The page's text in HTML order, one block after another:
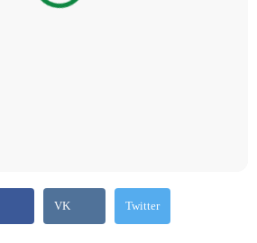
VK Twitter